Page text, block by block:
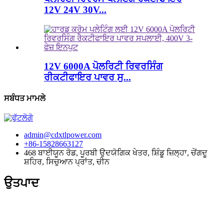
12V 24V 30V...
12V 6000A ਪੋਲਰਿਟੀ ਰਿਵਰਸਿੰਗ
ਰੀਕਟੀਫਾਇਰ ਪਾਵਰ ਸੁ...
ਸਬੰਧਤ ਮਾਮਲੇ
admin@cdxtlpower.com
+86-15828663127
468 ਬਾਈਯੂਨ ਰੋਡ, ਪੂਰਬੀ ਉਦਯੋਗਿਕ ਖੇਤਰ, ਸ਼ਿੰਡੂ ਜ਼ਿਲ੍ਹਾ, ਚੇਂਗਦੂ
ਸ਼ਹਿਰ, ਸਿਚੁਆਨ ਪ੍ਰਾਂਤ, ਚੀਨ
ਉਤਪਾਦ